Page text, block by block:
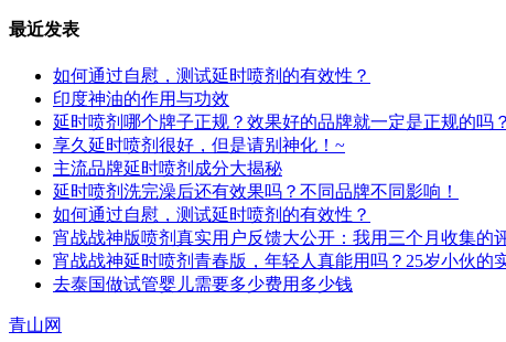
最近发表
如何通过自慰，测试延时喷剂的有效性？
印度神油的作用与功效
延时喷剂哪个牌子正规？效果好的品牌就一定是正规的吗？
享久延时喷剂很好，但是请别神化！~
主流品牌延时喷剂成分大揭秘
延时喷剂洗完澡后还有效果吗？不同品牌不同影响！
如何通过自慰，测试延时喷剂的有效性？
宵战战神版喷剂真实用户反馈大公开：我用三个月收集的
宵战战神延时喷剂青春版，年轻人真能用吗？25岁小伙的
去泰国做试管婴儿需要多少费用多少钱
青山网